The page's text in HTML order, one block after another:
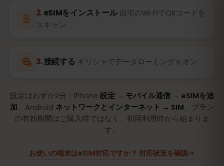
eSIMをインストール 自宅のWi‑FiでQRコードを
スキャン
接続する ギリシャでデータローミングをオン
設定はわずか2分：iPhone 設定 → モバイル通信 → eSIMを追
加、Android ネットワークとインターネット → SIM 。プラン
の有効期間はご購入時ではなく、初回利用時から始まりま
す。
お使いの端末はeSIM対応ですか？ 対応状況を確認